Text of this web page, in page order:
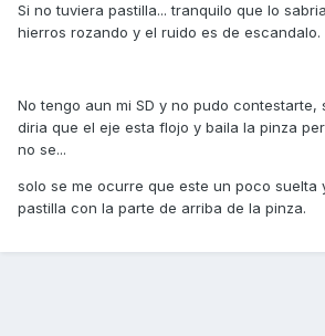
Si no tuviera pastilla... tranquilo que lo
hierros rozando y el ruido es de escandalo.
No tengo aun mi SD y no pudo contestarte,
diria que el eje esta flojo y baila la pinza
no se...
solo se me ocurre que este un poco suelta
pastilla con la parte de arriba de la pinza.